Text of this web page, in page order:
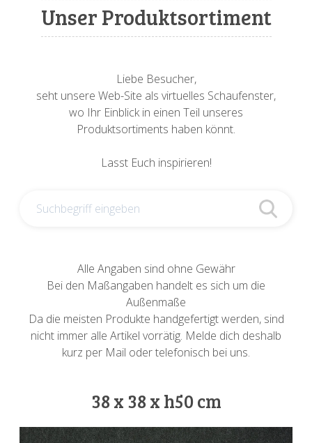
Unser Produktsortiment
Liebe Besucher,
seht unsere Web-Site als virtuelles Schaufenster,
wo Ihr Einblick in einen Teil unseres
Produktsortiments haben könnt.
Lasst Euch inspirieren!
Alle Angaben sind ohne Gewähr
Bei den Maßangaben handelt es sich um die
Außenmaße
Da die meisten Produkte handgefertigt werden, sind
nicht immer alle Artikel vorrätig. Melde dich deshalb
kurz per Mail oder telefonisch bei uns.
38 x 38 x h50 cm
Sonnenuhren
Spardosen
Vögel
Vogeltränken
Verschiedene
Wandschalen
Sockel + Säulen
Tierfiguren
Meeresbewohner
Schildkröten
Schweine + Wildschweine
Verschiedene
Zwiebel- + Knoblauchtöpfe